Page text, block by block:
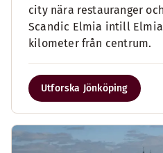
city nära restauranger
Scandic Elmia intill
kilometer från centrum.
Utforska Jönköping